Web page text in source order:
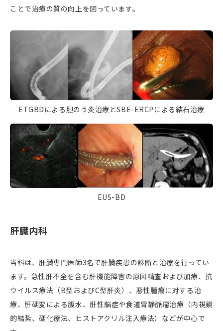
ことで治療の質の向上を図っています。
ETGBDによる胆のう炎治療とSBE-ERCPによる結石治療
EUS-BD
肝臓内科
当科は、肝臓専門医師3名で肝臓疾患の診断と治療を行ってい
ます。急性肝不全を含む肝機能障害の原因精査および加療、抗
ウイルス療法（B型およびC型肝炎）、悪性腫瘍に対する治
療、肝硬変による腹水、肝性脳症や食道胃静脈瘤治療（内視鏡
的結紮、硬化療法、ヒストアクリル注入療法）などが中心で